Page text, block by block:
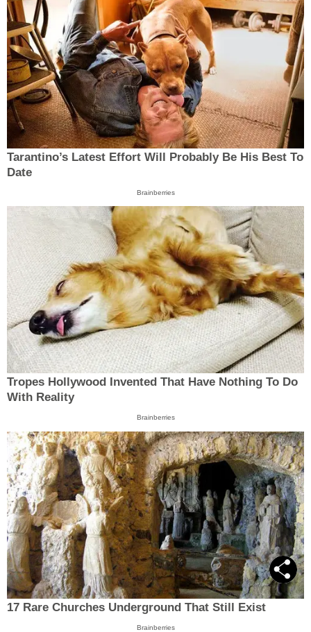
Tarantino’s Latest Effort Will Probably Be His Best To
Date
Brainberries
Tropes Hollywood Invented That Have Nothing To Do
With Reality
Brainberries
17 Rare Churches Underground That Still Exist
Brainberries